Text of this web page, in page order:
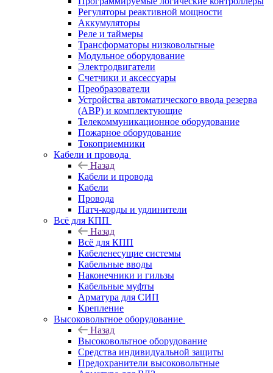
Регуляторы реактивной мощности
Аккумуляторы
Реле и таймеры
Трансформаторы низковольтные
Модульное оборудование
Электродвигатели
Счетчики и аксессуары
Преобразователи
Устройства автоматического ввода резерва
(АВР) и комплектующие
Телекоммуникационное оборудование
Пожарное оборудование
Токоприемники
Кабели и провода
Назад
Кабели и провода
Кабели
Провода
Патч-корды и удлинители
Всё для КПП
Назад
Всё для КПП
Кабеленесущие системы
Кабельные вводы
Наконечники и гильзы
Кабельные муфты
Арматура для СИП
Крепление
Высоковольтное оборудование
Назад
Высоковольтное оборудование
Средства индивидуальной защиты
Предохранители высоковольтные